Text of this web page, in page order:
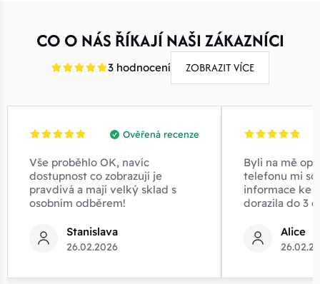
CO O NÁS ŘÍKAJÍ NAŠI ZÁKAZNÍCI
3 hodnocení ZOBRAZIT VÍCE
Ověřená recenze
Vše proběhlo OK, navíc
dostupnost co zobrazují je
pravdivá a mají velký sklad s
osobním odběrem!
Stanislava
26.02.2026
Byli na mě
telefonu mi
informace ke
dorazila do 3
Alice